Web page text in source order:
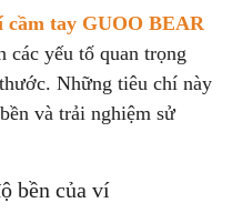
cầm tay GUOO BEAR
các yếu tố quan trọng
Những tiêu chí này
và trải nghiệm sử
bền của ví